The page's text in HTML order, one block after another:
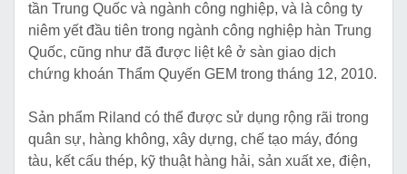
tần Trung Quốc và ngành công nghiệp, và là công ty
niêm yết đầu tiên trong ngành công nghiệp hàn Trung
Quốc, cũng như đã được liệt kê ở sàn giao dịch
chứng khoán Thẩm Quyến GEM trong tháng 12, 2010.
Sản phẩm Riland có thể được sử dụng rộng rãi trong
quân sự, hàng không, xây dựng, chế tạo máy, đóng
tàu, kết cấu thép, kỹ thuật hàng hải, sản xuất xe, điện,